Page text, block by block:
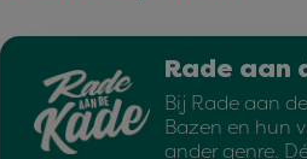
Rade aan
Bij Rade aan
Bazen en hun
ander genre.